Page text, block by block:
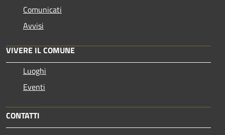
Comunicati
Avvisi
VIVERE IL COMUNE
Luoghi
Eventi
CONTATTI